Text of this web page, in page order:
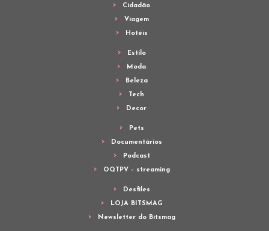
Cidadão
Viagem
Hotéis
Estilo
Moda
Beleza
Tech
Decor
Pets
Documentários
Podcast
OQTPV – streaming
Desfiles
LOJA BITSMAG
Newsletter do Bitsmag